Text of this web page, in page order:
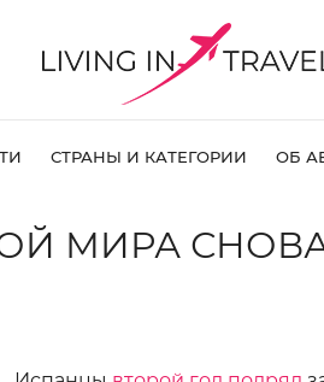
СТРАНЫ И КАТЕГОРИИ ОБ
МИРА